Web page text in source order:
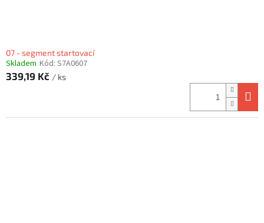
07 - segment startovací
Skladem Kód: S7A0607
339,19 Kč / ks